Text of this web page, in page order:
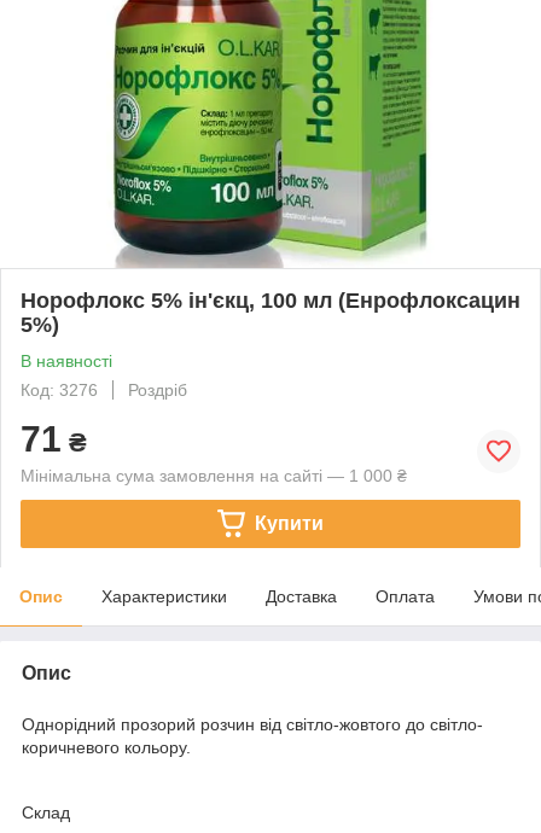
Норофлокс 5% ін'єкц, 100 мл (Енрофлоксацин
5%)
В наявності
Код: 3276
Роздріб
71 ₴
Мінімальна сума замовлення на сайті — 1 000 ₴
Купити
Опис Характеристики Доставка Оплата Умови
Опис
Однорідний прозорий розчин від світло-жовтого до світло-
коричневого кольору.
Склад